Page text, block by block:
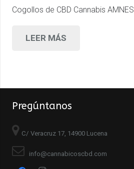
Cogollos de CBD Cannabis
LEER MÁS
Pregúntanos
C/ Veracruz 17, 14900 Lucena
info@cannabicoscbd.com